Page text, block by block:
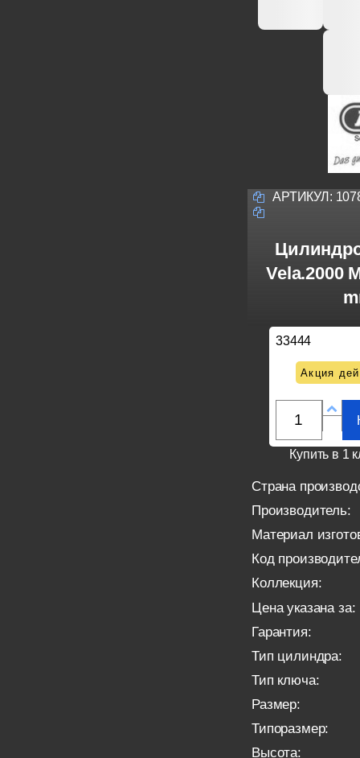
АРТИКУЛ:
Vela.2000
33444
Акция
Купить в 1
Страна
Производитель:
Материал
Код
Коллекция:
Цена указана за:
Гарантия:
Тип цилиндра:
Тип ключа:
Размер:
Типоразмер:
Высота: